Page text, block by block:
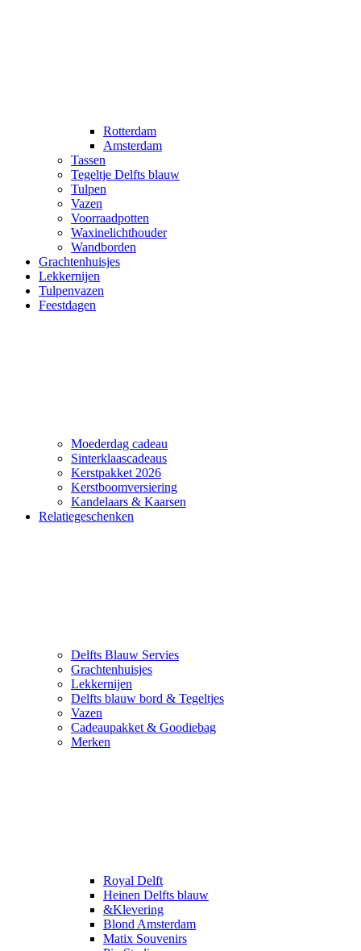
Rotterdam
Amsterdam
Tassen
Tegeltje Delfts blauw
Tulpen
Vazen
Voorraadpotten
Waxinelichthouder
Wandborden
Grachtenhuisjes
Lekkernijen
Tulpenvazen
Feestdagen
Moederdag cadeau
Sinterklaascadeaus
Kerstpakket 2026
Kerstboomversiering
Kandelaars & Kaarsen
Relatiegeschenken
Delfts Blauw Servies
Grachtenhuisjes
Lekkernijen
Delfts blauw bord & Tegeltjes
Vazen
Cadeaupakket & Goodiebag
Merken
Royal Delft
Heinen Delfts blauw
&Klevering
Blond Amsterdam
Matix Souvenirs